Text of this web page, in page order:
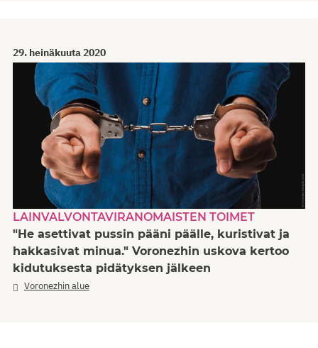
29. heinäkuuta 2020
LAINVALVONTAVIRANOMAISTEN TOIMET
"He asettivat pussin pääni päälle, kuristivat ja
hakkasivat minua." Voronezhin uskova kertoo
kidutuksesta pidätyksen jälkeen
Voronezhin alue